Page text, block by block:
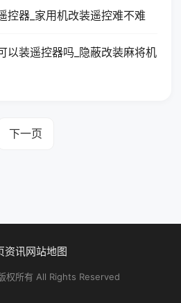
控器_家用机改装遥控难不难
以装遥控器吗_隐蔽改装麻将机
下一页
资讯网站地图
权所有 All Rights Reserved